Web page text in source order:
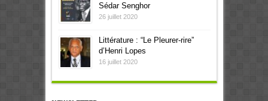
Sédar Senghor
26 juillet 2020
Littérature : “Le Pleurer-rire”
d’Henri Lopes
16 juillet 2020